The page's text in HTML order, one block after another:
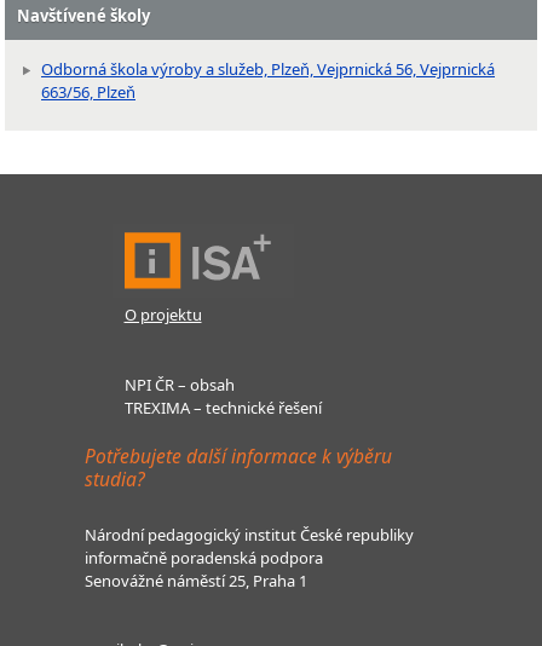
Navštívené školy
Odborná škola výroby a služeb, Plzeň, Vejprnická 56, Vejprnická
663/56, Plzeň
O projektu
NPI ČR – obsah
TREXIMA – technické řešení
Potřebujete další informace k výběru
studia?
Národní pedagogický institut České republiky
informačně poradenská podpora
Senovážné náměstí 25, Praha 1